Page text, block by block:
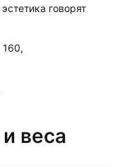
говорят
160,
веса